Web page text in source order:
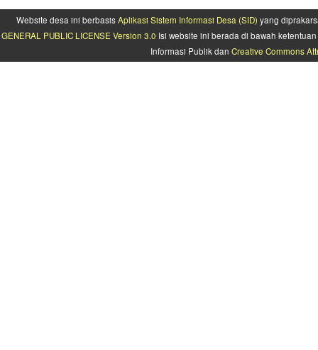
Website desa ini berbasisAplikasi Sistem Informasi Desa (SID) yang
GENERAL PUBLIC LICENSE Version 3.0 Isi website ini berada di bawah
Informasi Publik dan Creative Commons